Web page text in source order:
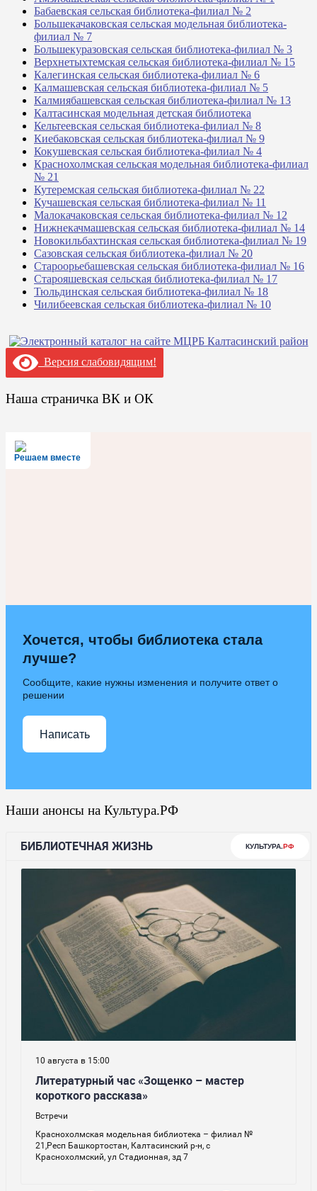
Бабаевская сельская библиотека-филиал № 2
Большекачаковская сельская модельная библиотека-
филиал № 7
Большекуразовская сельская библиотека-филиал № 3
Верхнетыхтемская сельская библиотека-филиал № 15
Калегинская сельская библиотека-филиал № 6
Калмашевская сельская библиотека-филиал № 5
Калмиябашевская сельская библиотека-филиал № 13
Калтасинская модельная детская библиотека
Кельтеевская сельская библиотека-филиал № 8
Киебаковская сельская библиотека-филиал № 9
Кокушевская сельская библиотека-филиал № 4
Краснохолмская сельская модельная библиотека-филиал
№ 21
Кутеремская сельская библиотека-филиал № 22
Кучашевская сельская библиотека-филиал № 11
Малокачаковская сельская библиотека-филиал № 12
Нижнекачмашевская сельская библиотека-филиал № 14
Новокильбахтинская сельская библиотека-филиал № 19
Сазовская сельская библиотека-филиал № 20
Староорьебашевская сельская библиотека-филиал № 16
Старояшевская сельская библиотека-филиал № 17
Тюльдинская сельская библиотека-филиал № 18
Чилибеевская сельская библиотека-филиал № 10
Версия слабовидящим!
Наша страничка ВК и ОК
Решаем вместе
Хочется, чтобы библиотека стала
лучше?
Сообщите, какие нужны изменения и получите ответ о
решении
Написать
Наши анонсы на Культура.РФ